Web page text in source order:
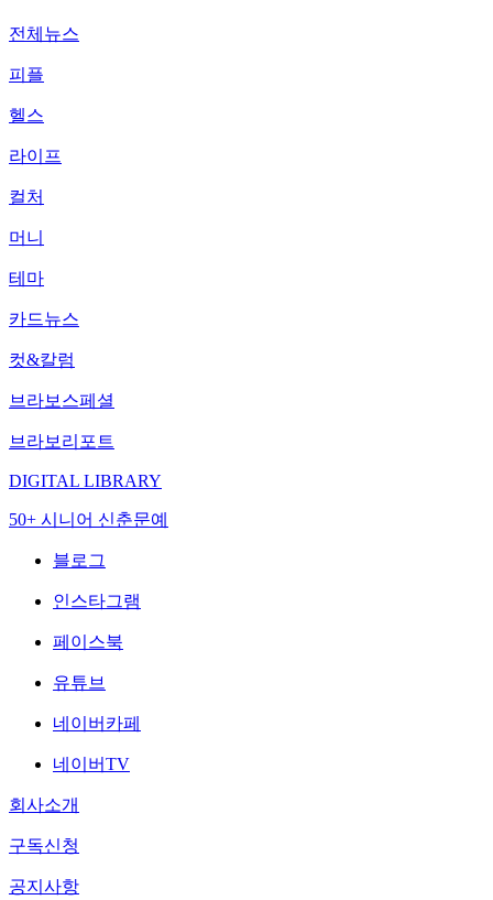
전체뉴스
피플
헬스
라이프
컬처
머니
테마
카드뉴스
컷&칼럼
브라보스페셜
브라보리포트
DIGITAL LIBRARY
50+ 시니어 신춘문예
블로그
인스타그램
페이스북
유튜브
네이버카페
네이버TV
회사소개
구독신청
공지사항